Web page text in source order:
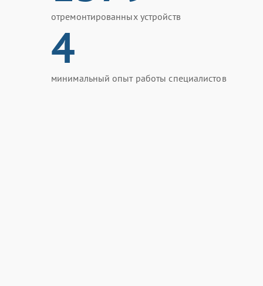
отремонтированных устройств
4
минимальный опыт работы специалистов